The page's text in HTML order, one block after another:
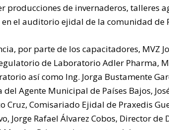
producciones de invernaderos, talleres
el auditorio ejidal de la comunidad de
por parte de los capacitadores, MVZ
de Laboratorio Adler Pharma,
así como Ing. Jorga Bustamente
Agente Municipal de Países Bajos,
Cruz, Comisariado Ejidal de Praxedis
Jorge Rafael Álvarez Cobos, Director de